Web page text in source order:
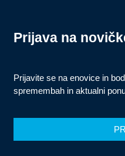
Prijava na
Prijavite se na enovice in
spremembah in aktualni